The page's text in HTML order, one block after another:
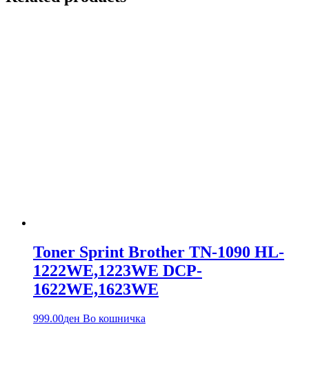
Toner Sprint Brother TN-1090 HL-
1222WE,1223WE DCP-
1622WE,1623WE
999.00ден Во кошничка